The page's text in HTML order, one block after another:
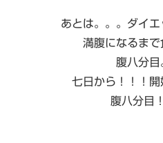
あとは。。。ダイエ
満腹になるまで
腹八分目
七日から！！！開
腹八分目